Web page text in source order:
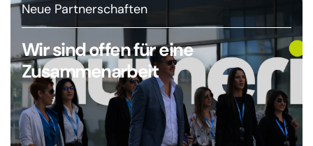
Neue Partnerschaften
Wir sind offen für eine
Zusammenarbeit